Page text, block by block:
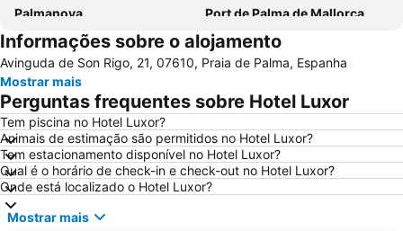
Palmanova
Port de Palma de Mallorca
Cala Major
Can Pastilla
Es Trenc
Playa Sa marina de Alcudia
Puerto de Port de Soller
Cala Llombards
Golf de Andratx
Santa Ponça
Cala d'Or
Can Picafort
Platja de Torà o Platja Peguera Torà
Polígono de Levante
Cala Marçal
Riu Centre Palace
Platja de Palma
Informações sobre o alojamento
Avinguda de Son Rigo, 21, 07610, Praia de Palma, Espanha
Mostrar mais
Perguntas frequentes sobre Hotel Luxor
Tem piscina no Hotel Luxor?
Animais de estimação são permitidos no Hotel Luxor?
Tem estacionamento disponível no Hotel Luxor?
Qual é o horário de check-in e check-out no Hotel Luxor?
Onde está localizado o Hotel Luxor?
Mostrar mais